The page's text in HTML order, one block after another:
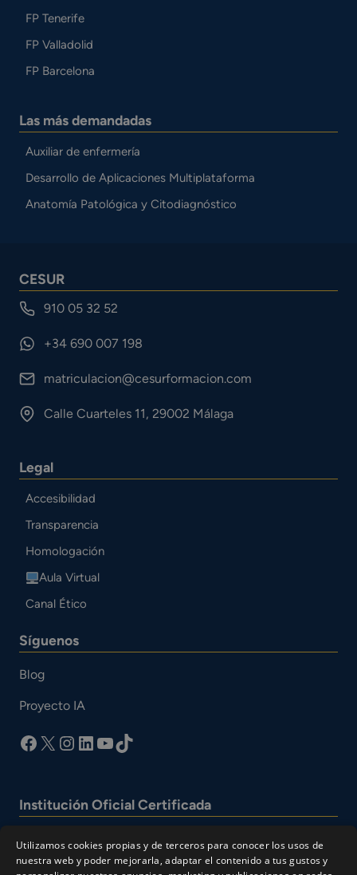
FP Tenerife
FP Valladolid
FP Barcelona
Las más demandadas
Auxiliar de enfermería
Desarrollo de Aplicaciones Multiplataforma
Anatomía Patológica y Citodiagnóstico
CESUR
910 05 32 52
+34 690 007 198
matriculacion@cesurformacion.com
Calle Cuarteles 11, 29002 Málaga
Legal
Accesibilidad
Transparencia
Homologación
Aula Virtual
Canal Ético
Síguenos
Blog
Proyecto IA
facebook
X Instagram
LinkedIn
YouTube
TikTok
Institución Oficial Certificada
Utilizamos cookies propias y de terceros para conocer los usos de
nuestra web y poder mejorarla, adaptar el contenido a tus gustos y